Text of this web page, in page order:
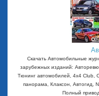
Скачать Автомобильные
зарубежных изданий:
Тюнинг автомобилей, 4x4
панорама, Клаксон, Автогид,
Полный